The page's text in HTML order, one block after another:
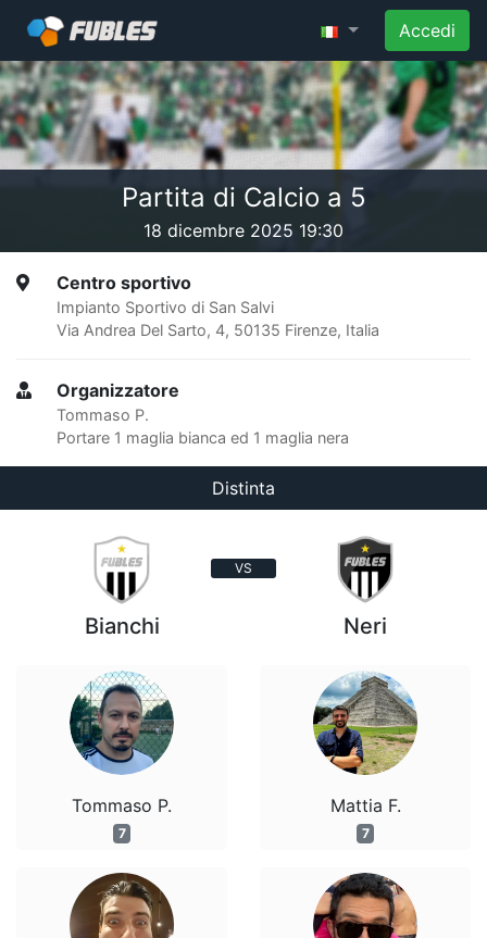
Accedi
Partita di Calcio a 5
18 dicembre 2025 19:30
Centro sportivo
Impianto Sportivo di San Salvi
Via Andrea Del Sarto, 4, 50135 Firenze, Italia
Organizzatore
Tommaso P.
Portare 1 maglia bianca ed 1 maglia nera
Distinta
VS
Bianchi
Tommaso P.
7
Neri
Mattia F.
7